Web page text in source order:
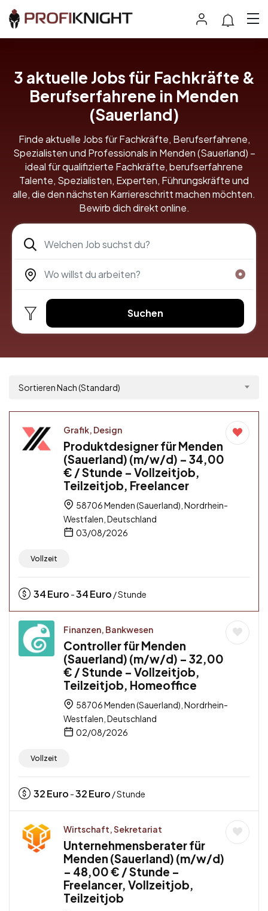
3 aktuelle Jobs für Fachkräfte &
Berufserfahrene in Menden
(Sauerland)
Finde aktuelle Jobs für Fachkräfte, Berufserfahrene,
Spezialisten und Professionals in Menden (Sauerland) –
ideal für qualifizierte Fachkräfte, berufserfahrene
Talente, Spezialisten, Experten, Führungskräfte und
alle, die den nächsten Karriereschritt machen möchten.
Bewirb dich direkt online.
Suchen
Sortieren Nach (Standard)
Grafik, Design
Produktdesigner für Menden
(Sauerland) (m/w/d) – 34,00
€ / Stunde – Vollzeitjob,
Teilzeitjob, Freelancer
58706 Menden (Sauerland), Nordrhein-
Westfalen, Deutschland
03/08/2026
Vollzeit
34Euro -34Euro / Stunde
Finanzen, Bankwesen
Controller für Menden
(Sauerland) (m/w/d) – 32,00
€ / Stunde – Vollzeitjob,
Teilzeitjob, Homeoffice
58706 Menden (Sauerland), Nordrhein-
Westfalen, Deutschland
02/08/2026
Vollzeit
32Euro -32Euro / Stunde
Wirtschaft, Sekretariat
Unternehmensberater für
Menden (Sauerland) (m/w/d)
– 48,00 € / Stunde –
Freelancer, Vollzeitjob,
Teilzeitjob